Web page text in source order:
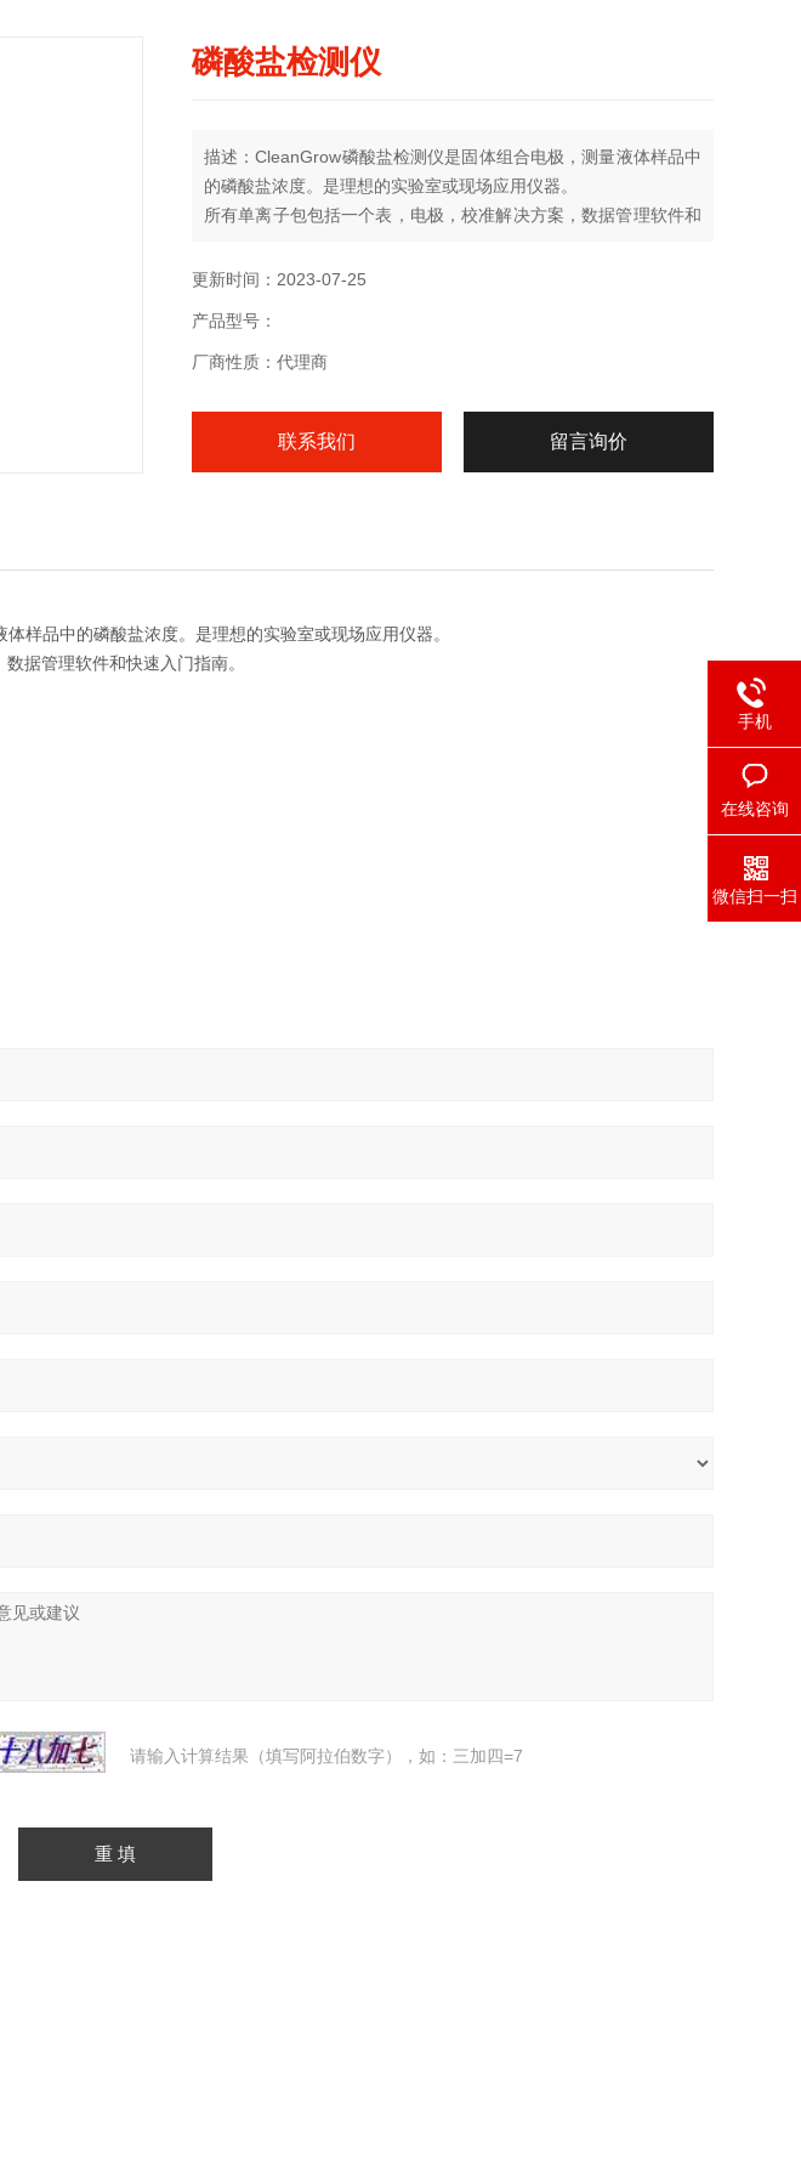
磷酸盐检测仪
描述：CleanGrow磷酸盐检测仪是固体组合电极，测量液体样品中
的磷酸盐浓度。是理想的实验室或现场应用仪器。
所有单离子包包括一个表，电极，校准解决方案，数据管理软件和
更新时间：2023-07-25
产品型号：
厂商性质：代理商
联系我们 留言询价
样品中的磷酸盐浓度。是理想的实验室或现场应用仪器。
据管理软件和快速入门指南。
请输入计算结果（填写阿拉伯数字），如：三加四=7
手机
在线咨询
微信扫一扫